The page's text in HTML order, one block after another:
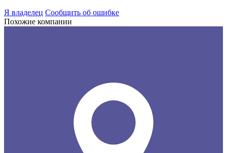
Я владелец Сообщить об ошибке
Похожие компании